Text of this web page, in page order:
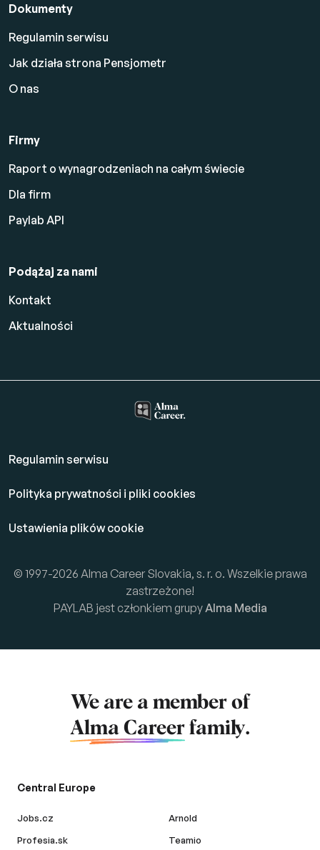
Dokumenty
Regulamin serwisu
Jak działa strona Pensjometr
O nas
Firmy
Raport o wynagrodzeniach na całym świecie
Dla firm
Paylab API
Podążaj za nami
Kontakt
Aktualności
Regulamin serwisu
Polityka prywatności i pliki cookies
Ustawienia plików cookie
© 1997-2026 Alma Career Slovakia, s. r. o. Wszelkie prawa
zastrzeżone!
PAYLAB jest członkiem grupy Alma Media
We are a member of
Alma Career family.
Central Europe
Jobs.cz
Profesia.sk
Arnold
Teamio